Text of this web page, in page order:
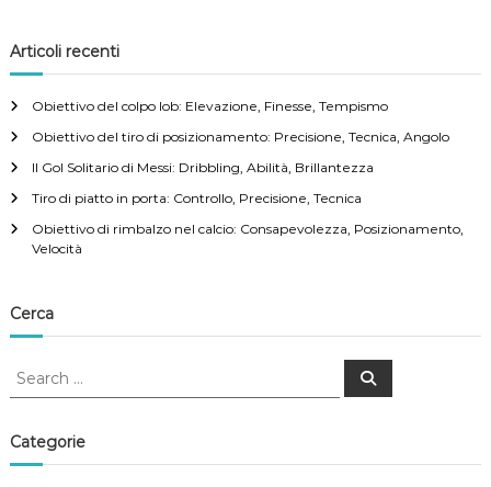
Articoli recenti
Obiettivo del colpo lob: Elevazione, Finesse, Tempismo
Obiettivo del tiro di posizionamento: Precisione, Tecnica, Angolo
Il Gol Solitario di Messi: Dribbling, Abilità, Brillantezza
Tiro di piatto in porta: Controllo, Precisione, Tecnica
Obiettivo di rimbalzo nel calcio: Consapevolezza, Posizionamento,
Velocità
Cerca
S
r
c
S
Categorie